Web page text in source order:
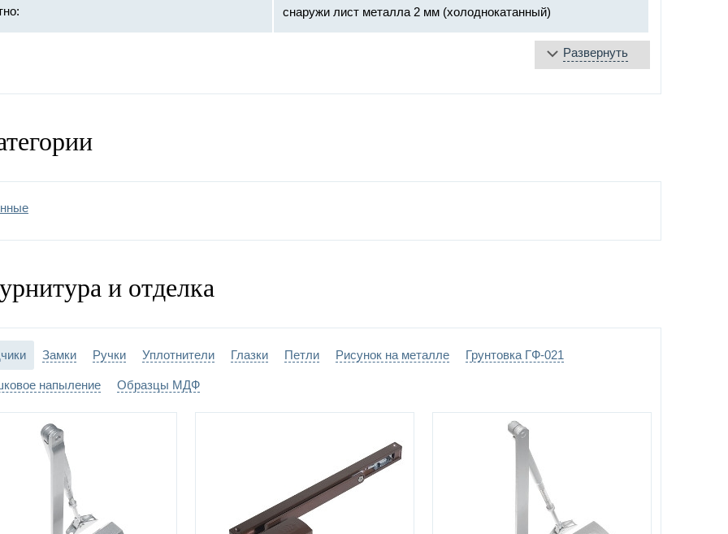
снаружи лист металла 2 мм (холоднокатанный)
ворот:
Развернуть
и отделка
Замки Ручки Уплотнители Глазки Петли Рисунок на металле Грунтовка ГФ-021
напыление Образцы МДФ